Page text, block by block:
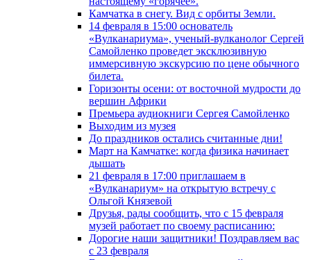
Камчатка в снегу. Вид с орбиты Земли.
14 февраля в 15:00 основатель
«Вулканариума», ученый-вулканолог Сергей
Самойленко проведет эксклюзивную
иммерсивную экскурсию по цене обычного
билета.
Горизонты осени: от восточной мудрости до
вершин Африки
Премьера аудиокниги Сергея Самойленко
Выходим из музея
До праздников остались считанные дни!
Март на Камчатке: когда физика начинает
дышать
21 февраля в 17:00 приглашаем в
«Вулканариум» на открытую встречу с
Ольгой Князевой
Друзья, рады сообщить, что с 15 февраля
музей работает по своему расписанию:
Дорогие наши защитники! Поздравляем вас
с 23 февраля